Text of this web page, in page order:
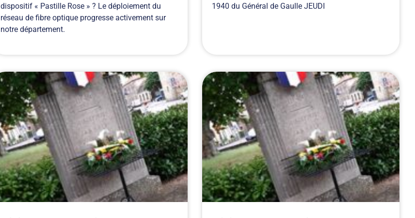
dispositif « Pastille Rose » ? Le déploiement du
réseau de fibre optique progresse activement sur
notre département.
1940 du Général de Gaulle JEUDI